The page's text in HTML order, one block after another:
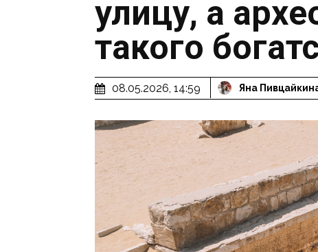
улицу, а
такого
08.05.2026, 14:59 Яна